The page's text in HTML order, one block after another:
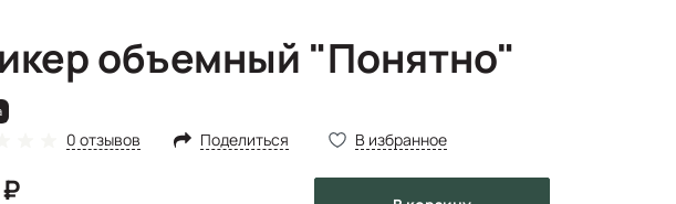
объемный "Понятно"
0 отзывов Поделиться В избранное